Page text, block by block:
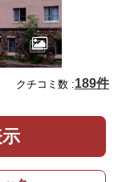
クチコミ数 :189件